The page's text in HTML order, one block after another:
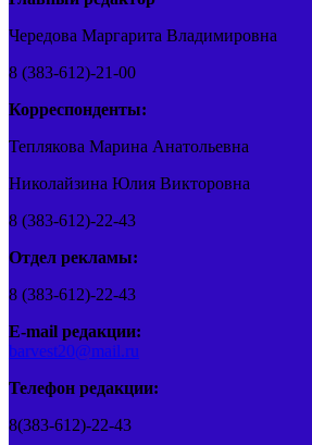
Чередова Маргарита Владимировна
8 (383-612)-21-00
Корреспонденты:
Теплякова Марина Анатольевна
Николайзина Юлия Викторовна
8 (383-612)-22-43
Отдел рекламы:
8 (383-612)-22-43
E-mail редакции:
barvest20@mail.ru
Телефон редакции:
8(383-612)-22-43